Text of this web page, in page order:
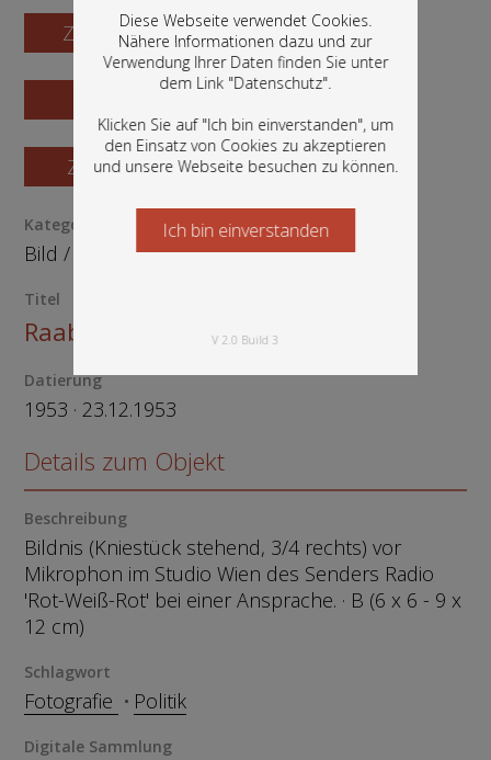
Diese Webseite verwendet Cookies.
Nähere Informationen dazu und zur
Verwendung Ihrer Daten finden Sie unter
dem Link "Datenschutz".
Klicken Sie auf "Ich bin einverstanden", um
den Einsatz von Cookies zu akzeptieren
und unsere Webseite besuchen zu können.
In diesem Portal finden Sie die digitalen
Bestände der Österreichischen
Nationalbibliothek: Bücher, Fotografien,
Grafiken und vieles mehr.
Ich bin einverstanden
Starten Sie jetzt
V 2.0 Build 3
Zum Katalogisat
Zur Bestellung
Kategorie / Medientyp
Bild/ Fotografie
Titel
Raab, Julius +1964
Datierung
1953 · 23.12.1953
Details zum Objekt
Beschreibung
Bildnis (Kniestück stehend, 3/4 rechts) vor
Mikrophon im Studio Wien des Senders Radio
'Rot-Weiß-Rot' bei einer Ansprache. · B (6 x 6 - 9 x
12 cm)
Schlagwort
Fotografie Politik
Digitale Sammlung